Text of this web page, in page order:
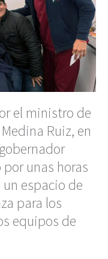
el ministro de
Ruiz, en
unas horas
espacio de
para los
equipos de